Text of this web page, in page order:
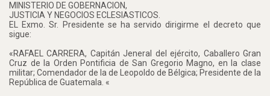
MINISTERIO DE GOBERNACION,
JUSTICIA Y NEGOCIOS ECLESIASTICOS.
EL Exmo. Sr. Presidente se ha servido dirigirme el decreto que
sigue:
«RAFAEL CARRERA, Capitán Jeneral del ejército, Caballero Gran
Cruz de la Orden Pontificia de San Gregorio Magno, en la clase
militar; Comendador de la de Leopoldo de Bélgica; Presidente de la
República de Guatemala. «